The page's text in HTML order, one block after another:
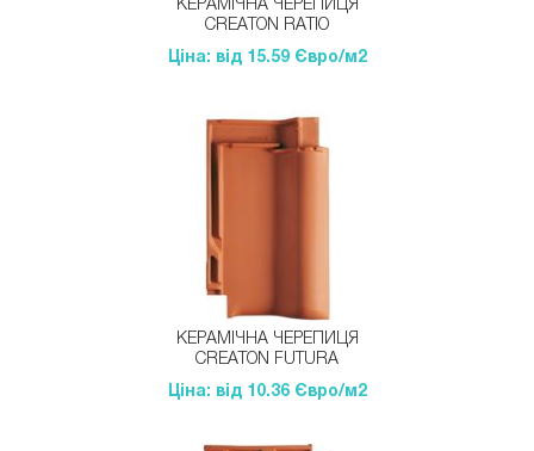
CREATON RATIO
Ціна: від 15.59 Євро/м2
КЕРАМІЧНА ЧЕРЕПИЦЯ
CREATON FUTURA
Ціна: від 10.36 Євро/м2